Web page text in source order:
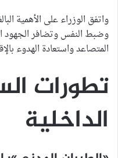
واتفق الوزراء على الأهمية
وضبط النفس وتضافر الجهود
المتصاعد واستعادة الهدوء
تطورات
الداخلية